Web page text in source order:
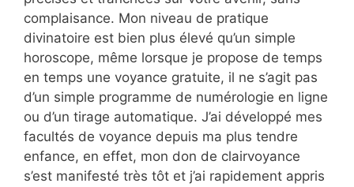
complaisance. Mon niveau de pratique
divinatoire est bien plus élevé qu’un simple
horoscope, même lorsque je propose de temps
en temps une voyance gratuite, il ne s’agit pas
d’un simple programme de numérologie en ligne
ou d’un tirage automatique. J’ai développé mes
facultés de voyance depuis ma plus tendre
enfance, en effet, mon don de clairvoyance
s’est manifesté très tôt et j’ai rapidement appris